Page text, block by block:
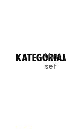
KATEGORIA:
Uuti
set